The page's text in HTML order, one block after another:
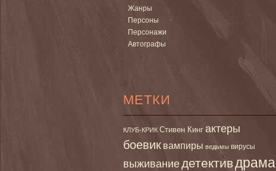
Жанры
Персоны
Персонажи
Автографы
МЕТКИ
КЛУБ-КРИК Стивен Кинг актеры
боевик вампиры ведьмы вирусы
выживаниедетективдрама